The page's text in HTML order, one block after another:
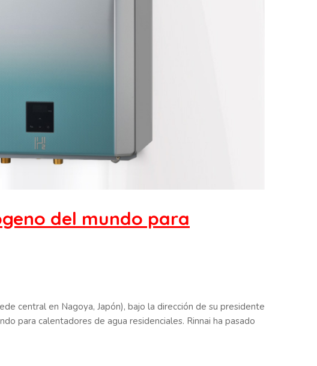
del mundo para
central en Nagoya, Japón), bajo la dirección de su presidente
para calentadores de agua residenciales. Rinnai ha pasado